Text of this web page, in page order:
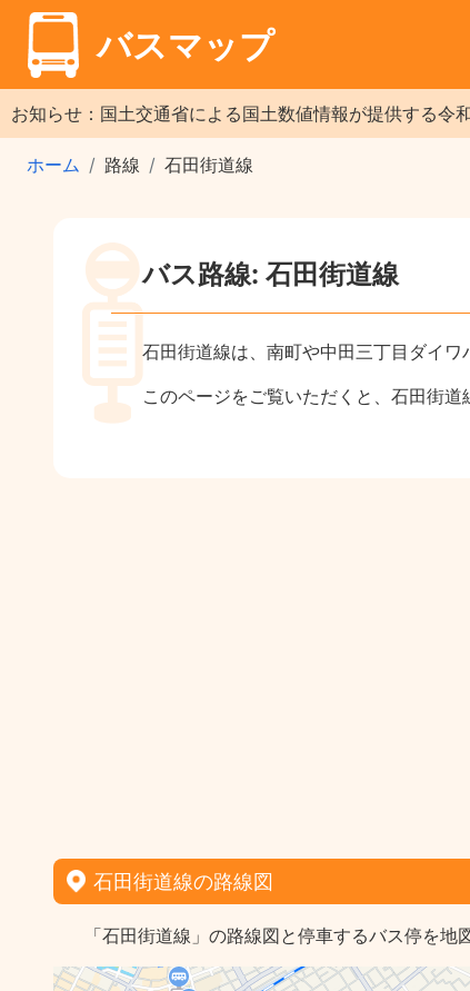
バスマップ
お知らせ：国土交通省による国土数値情報が提供する令
ホーム 路線 石田街道線
バス路線: 石田街道線
石田街道線は、南町や中田三丁目ダイ
このページをご覧いただくと、石田街
石田街道線の路線図
「石田街道線」の路線図と停車するバス停を地